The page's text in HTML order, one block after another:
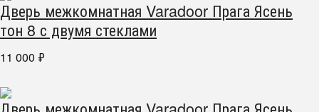
Дверь межкомнатная Varadoor Прага Ясень
тон 8 с двумя стеклами
11 000 ₽